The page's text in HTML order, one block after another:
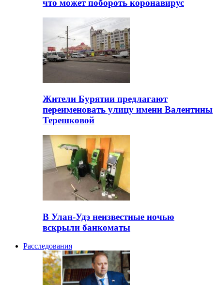
что может побороть коронавирус
Жители Бурятии предлагают
переименовать улицу имени Валентины
Терешковой
В Улан-Удэ неизвестные ночью
вскрыли банкоматы
Расследования